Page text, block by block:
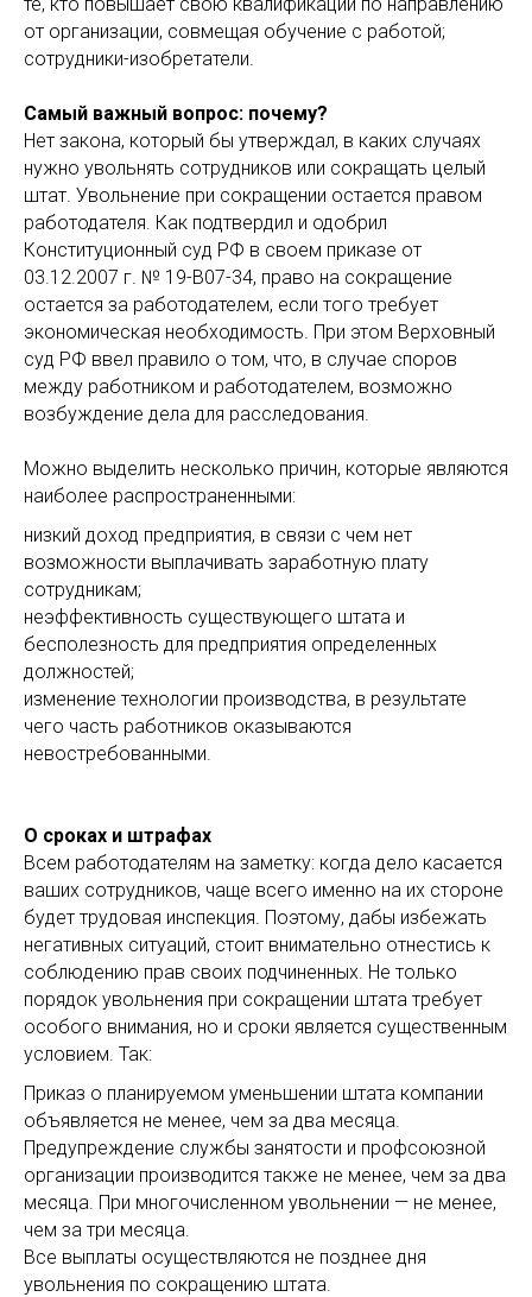
от организации, совмещая обучение с работой;
сотрудники-изобретатели.
Самый важный вопрос: почему?
Нет закона, который бы утверждал, в каких случаях
нужно увольнять сотрудников или сокращать целый
штат. Увольнение при сокращении остается правом
работодателя. Как подтвердил и одобрил
Конституционный суд РФ в своем приказе от
03.12.2007 г. № 19-В07-34, право на сокращение
остается за работодателем, если того требует
экономическая необходимость. При этом Верховный
суд РФ ввел правило о том, что, в случае споров
между работником и работодателем, возможно
возбуждение дела для расследования.
Можно выделить несколько причин, которые являются
наиболее распространенными:
низкий доход предприятия, в связи с чем нет
возможности выплачивать заработную плату
сотрудникам;
неэффективность существующего штата и
бесполезность для предприятия определенных
должностей;
изменение технологии производства, в результате
чего часть работников оказываются
невостребованными.
О сроках и штрафах
Всем работодателям на заметку: когда дело касается
ваших сотрудников, чаще всего именно на их стороне
будет трудовая инспекция. Поэтому, дабы избежать
негативных ситуаций, стоит внимательно отнестись к
соблюдению прав своих подчиненных. Не только
порядок увольнения при сокращении штата требует
особого внимания, но и сроки является существенным
условием. Так:
Приказ о планируемом уменьшении штата компании
объявляется не менее, чем за два месяца.
Предупреждение службы занятости и профсоюзной
организации производится также не менее, чем за два
месяца. При многочисленном увольнении — не менее,
чем за три месяца.
Все выплаты осуществляются не позднее дня
увольнения по сокращению штата.